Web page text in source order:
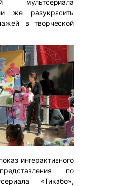
мультсериала
же разукрасить
в творческой
интерактивного
по
«Тикабо»,